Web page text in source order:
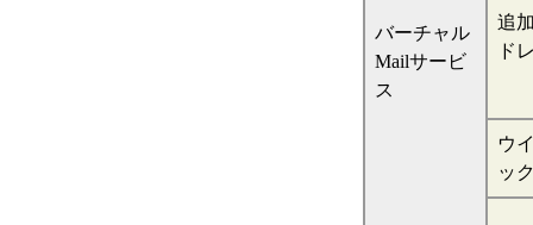
バーチャル
Mailサービ
ス
追
ド
ウ
ッ